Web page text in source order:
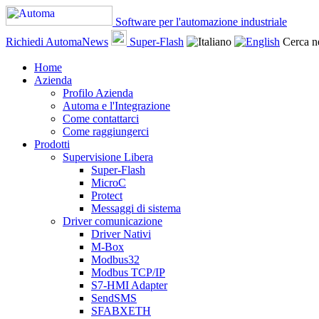
Software per l'automazione industriale
Richiedi AutomaNews
Super-Flash Cerca
Home
Azienda
Profilo Azienda
Automa e l'Integrazione
Come contattarci
Come raggiungerci
Prodotti
Supervisione Libera
Super-Flash
MicroC
Protect
Messaggi di sistema
Driver comunicazione
Driver Nativi
M-Box
Modbus32
Modbus TCP/IP
S7-HMI Adapter
SendSMS
SFABXETH